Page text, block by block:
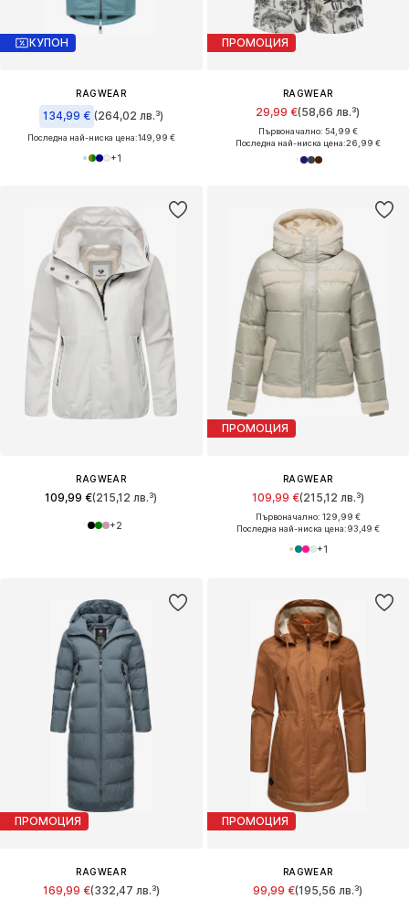
КУПОН
RAGWEAR
134,99 € (264,02 лв.³)
Последна най-ниска цена:149,99 €
+1
ПРОМОЦИЯ
RAGWEAR
29,99 €(58,66 лв.³)
Първоначално: 54,99 €
Последна най-ниска цена:26,99 €
RAGWEAR
109,99 €(215,12 лв.³)
+2
ПРОМОЦИЯ
RAGWEAR
109,99 €(215,12 лв.³)
Първоначално: 129,99 €
Последна най-ниска цена:93,49 €
+1
ПРОМОЦИЯ
RAGWEAR
169,99 €(332,47 лв.³)
ПРОМОЦИЯ
RAGWEAR
99,99 €(195,56 лв.³)